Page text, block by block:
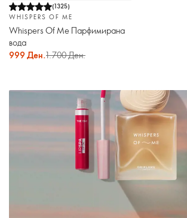
(1325)
WHISPERS OF ME
Whispers Of Me Парфимирана
вода
999 Ден.1.700 Ден.